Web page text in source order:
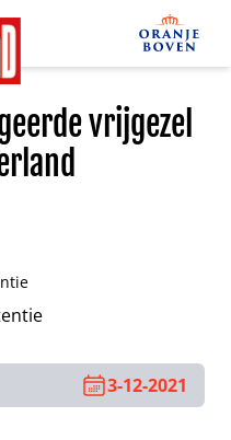
vrijgezel
3-12-2021